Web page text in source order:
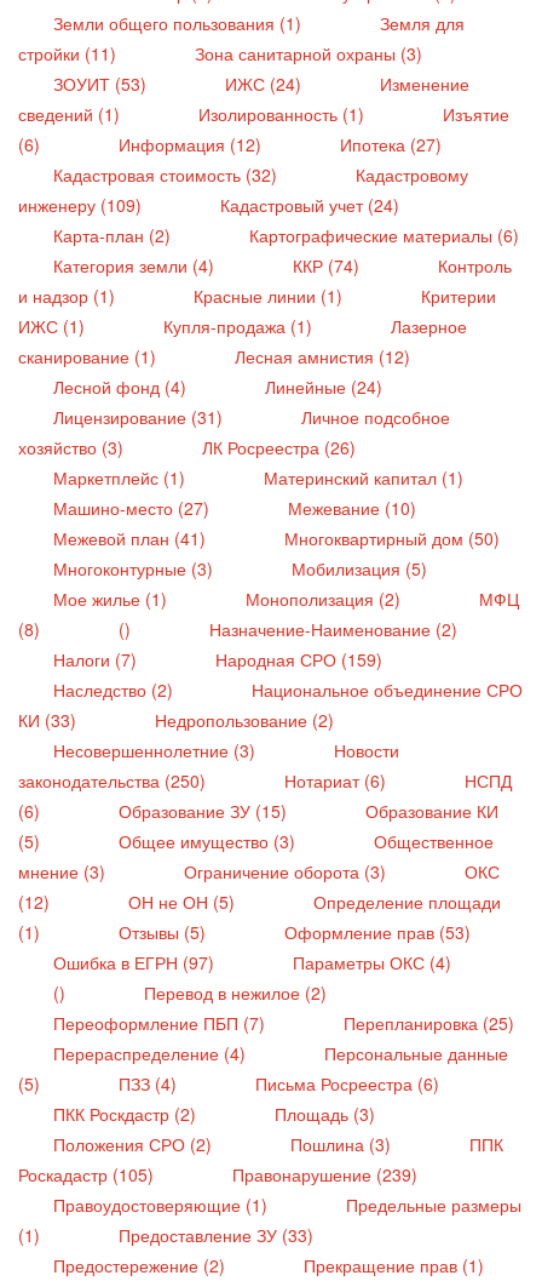
Земли общего пользования (1)
Земля для
стройки (11)
Зона санитарной охраны (3)
ЗОУИТ (53)
ИЖС (24)
Изменение
сведений (1)
Изолированность (1)
Изъятие
(6)
Информация (12)
Ипотека (27)
Кадастровая стоимость (32)
Кадастровому
инженеру (109)
Кадастровый учет (24)
Карта-план (2)
Картографические материалы (6)
Категория земли (4)
ККР (74)
Контроль
и надзор (1)
Красные линии (1)
Критерии
ИЖС (1)
Купля-продажа (1)
Лазерное
сканирование (1)
Лесная амнистия (12)
Лесной фонд (4)
Линейные (24)
Лицензирование (31)
Личное подсобное
хозяйство (3)
ЛК Росреестра (26)
Маркетплейс (1)
Материнский капитал (1)
Машино-место (27)
Межевание (10)
Межевой план (41)
Многоквартирный дом (50)
Многоконтурные (3)
Мобилизация (5)
Мое жилье (1)
Монополизация (2)
МФЦ
(8)
()
Назначение-Наименование (2)
Налоги (7)
Народная СРО (159)
Наследство (2)
Национальное объединение СРО
КИ (33)
Недропользование (2)
Несовершеннолетние (3)
Новости
законодательства (250)
Нотариат (6)
НСПД
(6)
Образование ЗУ (15)
Образование КИ
(5)
Общее имущество (3)
Общественное
мнение (3)
Ограничение оборота (3)
ОКС
(12)
ОН не ОН (5)
Определение площади
(1)
Отзывы (5)
Оформление прав (53)
Ошибка в ЕГРН (97)
Параметры ОКС (4)
()
Перевод в нежилое (2)
Переоформление ПБП (7)
Перепланировка (25)
Перераспределение (4)
Персональные данные
(5)
ПЗЗ (4)
Письма Росреестра (6)
ПКК Роскдастр (2)
Площадь (3)
Положения СРО (2)
Пошлина (3)
ППК
Роскадастр (105)
Правонарушение (239)
Правоудостоверяющие (1)
Предельные размеры
(1)
Предоставление ЗУ (33)
Предостережение (2)
Прекращение прав (1)